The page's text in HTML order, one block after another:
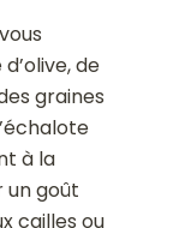
de
graines
à la
un goût
cailles ou